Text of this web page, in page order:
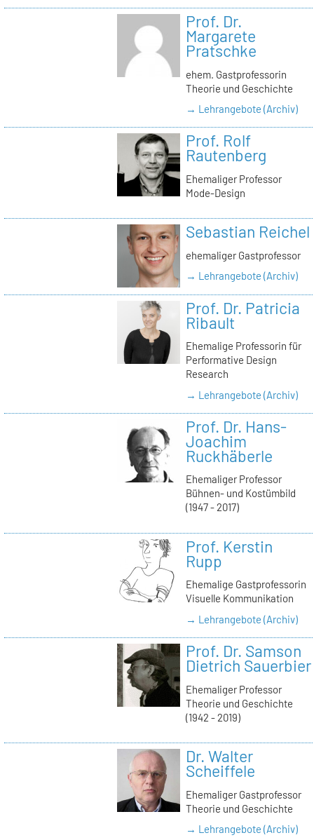
Prof. Dr.
Margarete
Pratschke
ehem. Gastprofessorin
Theorie und Geschichte
→ Lehrangebote (Archiv)
Prof. Rolf
Rautenberg
Ehemaliger Professor
Mode-Design
Sebastian Reichel
ehemaliger Gastprofessor
→ Lehrangebote (Archiv)
Prof. Dr. Patricia
Ribault
Ehemalige Professorin für
Performative Design
Research
→ Lehrangebote (Archiv)
Prof. Dr. Hans-
Joachim
Ruckhäberle
Ehemaliger Professor
Bühnen- und Kostümbild
(1947 - 2017)
Prof. Kerstin
Rupp
Ehemalige Gastprofessorin
Visuelle Kommunikation
→ Lehrangebote (Archiv)
Prof. Dr. Samson
Dietrich Sauerbier
Ehemaliger Professor
Theorie und Geschichte
(1942 - 2019)
Dr. Walter
Scheiffele
Ehemaliger Gastprofessor
Theorie und Geschichte
→ Lehrangebote (Archiv)